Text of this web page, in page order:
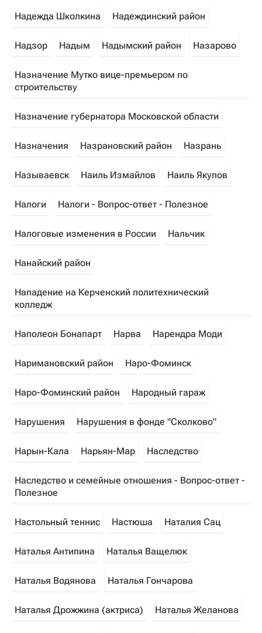
Надежда Школкина Надеждинский район
Надзор Надым Надымский район Назарово
Назначение Мутко вице-премьером по
строительству
Назначение губернатора Московской области
Назначения Назрановский район Назрань
Называевск Наиль Измайлов Наиль Якупов
Налоги Налоги - Вопрос-ответ - Полезное
Налоговые изменения в России Нальчик
Нанайский район
Нападение на Керченский политехнический
колледж
Наполеон Бонапарт Нарва Нарендра Моди
Наримановский район Наро-Фоминск
Наро-Фоминский район Народный гараж
Нарушения Нарушения в фонде "Сколково"
Нарын-Кала Нарьян-Мар Наследство
Наследство и семейные отношения - Вопрос-ответ -
Полезное
Настольный теннис Настюша Наталия Сац
Наталья Антипина Наталья Ващелюк
Наталья Водянова Наталья Гончарова
Наталья Дрожжина (актриса) Наталья Желанова